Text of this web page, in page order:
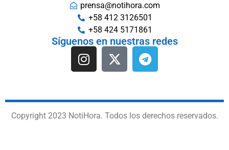
prensa@notihora.com
+58 412 3126501
+58 424 5171861
Síguenos en nuestras redes
Copyright 2023 NotiHora. Todos los derechos reservados.